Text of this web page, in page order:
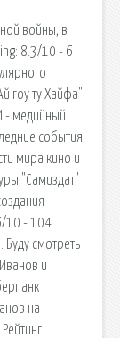
войны, в
8.3/10 - 6
гоу ту Хайфа"
- медийный
события
мира кино и
"Самиздат"
10 - 104
смотреть
и
на